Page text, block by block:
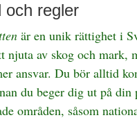
och regler
är en unik rättighet i
njuta av skog och mark,
ansvar. Du bör alltid
du beger dig ut på
områden, såsom